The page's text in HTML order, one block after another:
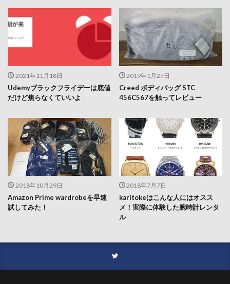
2021年11月18日
Udemyブラックフライデーは底値
だけど焦らなくていいよ
2019年1月27日
Creed ボディバッグ STC
456C567を触ってレビュー
2018年10月29日
Amazon Prime wardrobeを早速
試してみた！
2018年7月7日
karitokeはこんな人にはオスス
メ！実際に体験した腕時計レンタ
ル